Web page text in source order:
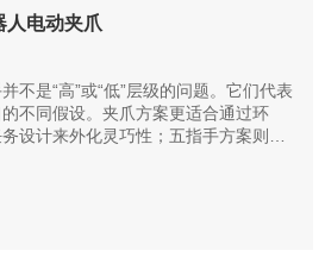
人电动夹爪
不是“高”或“低”层级的问题。它们代表
不同假设。夹爪方案更适合通过环
设计来外化灵巧性；五指手方案则试